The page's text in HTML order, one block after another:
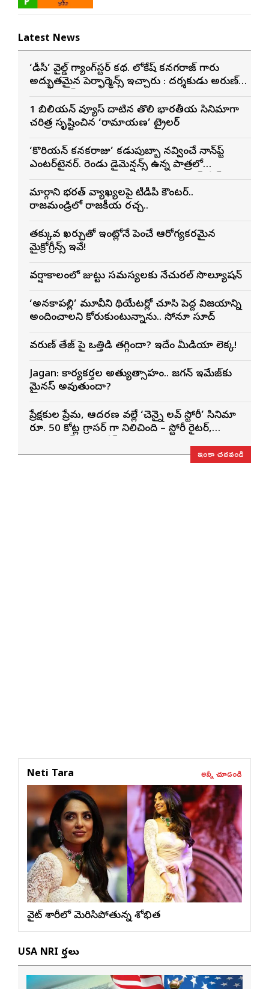
Latest News
‘డీసీ’ వైల్డ్ గ్యాంగ్‌స్టర్ కథ. లోకేష్ కనగరాజ్ గారు
అద్భుతమైన పెర్ఫార్మెన్స్ ఇచ్చారు : దర్శకుడు అరుణ్
1 బిలియన్ వ్యూస్ దాటిన తొలి భారతీయ సినిమాగా
చరిత్ర సృష్టించిన ‘రామాయణ’ ట్రైలర్
‘కొరియన్ కనకరాజు’ కడుపుబ్బా నవ్వించే నాన్‌స్టాప్
ఎంటర్‌టైనర్. రెండు డైమెన్షన్స్ ఉన్న పాత్రలో
మార్గాని భరత్ వ్యాఖ్యలపై టీడీపీ కౌంటర్..
రాజమండ్రిలో రాజకీయ రచ్చ..
తక్కువ ఖర్చుతో ఇంట్లోనే పెంచే ఆరోగ్యకరమైన
మైక్రోగ్రీన్స్ ఇవే!
వర్షాకాలంలో జుట్టు సమస్యలకు నేచురల్ సొల్యూషన్
‘అనకాపల్లి’ మూవీని థియేటర్లో చూసి పెద్ద విజయాన్ని
అందించాలని కోరుకుంటున్నాను.. సోనూ సూద్
వరుణ్ తేజ్‌ పై ఒత్తిడి తగ్గిందా? ఇదేం మీడియా లెక్క!
Jagan: కార్యకర్తల అత్యుత్సాహం.. జగన్ ఇమేజ్‌కు
మైనస్ అవుతుందా?
ప్రేక్షకుల ప్రేమ, ఆదరణ వల్లే ‘చెన్నై లవ్ స్టోరీ’ సినిమా
రూ. 50 కోట్ల గ్రాసర్ గా నిలిచింది – స్టోరీ రైటర్,
ఇంకా చదవండి
Neti Tara అన్నీ చూడండి
వైట్ శారీలో మెరిసిపోతున్న శోభిత
USA NRI వార్తలు